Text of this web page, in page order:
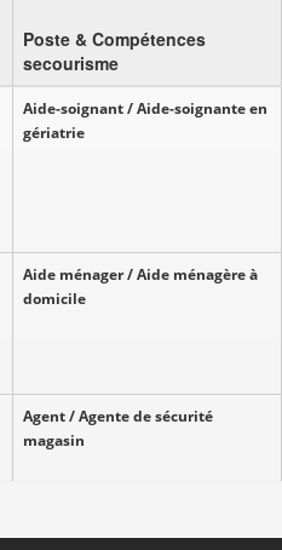
Poste & Compétences
secourisme
Aide-soignant / Aide-soignante en
gériatrie
Aide ménager / Aide ménagère à
domicile
Agent / Agente de sécurité
magasin